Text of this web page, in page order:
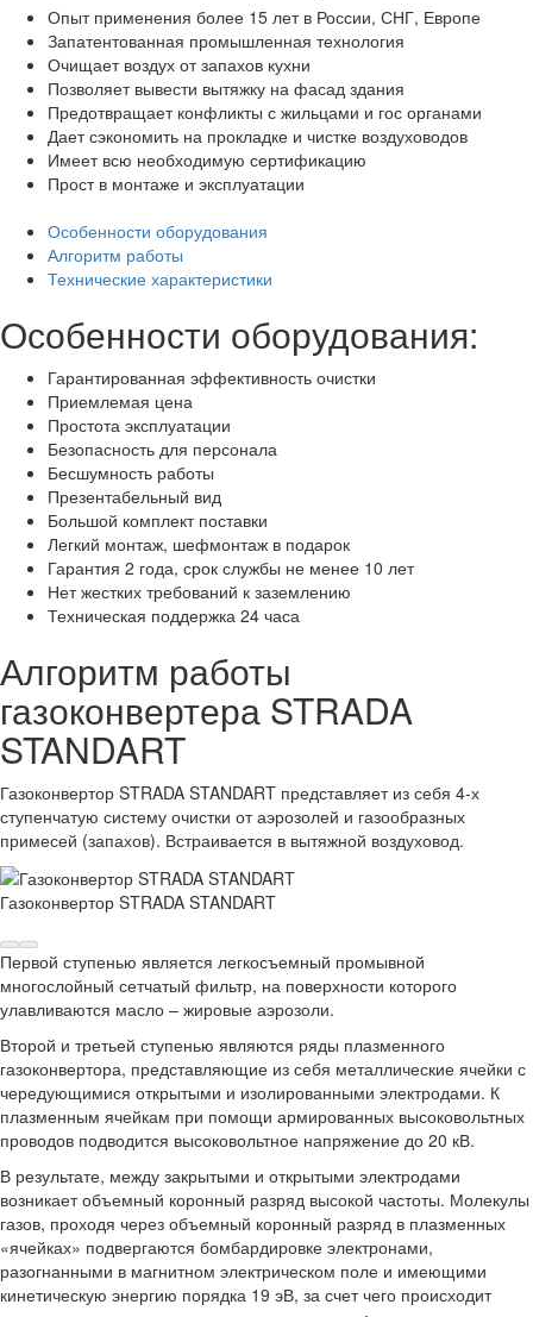
Опыт применения более 15 лет в России, СНГ, Европе
Запатентованная промышленная технология
Очищает воздух от запахов кухни
Позволяет вывести вытяжку на фасад здания
Предотвращает конфликты с жильцами и гос органами
Дает сэкономить на прокладке и чистке воздуховодов
Имеет всю необходимую сертификацию
Прост в монтаже и эксплуатации
Особенности оборудования
Алгоритм работы
Технические характеристики
Особенности оборудования:
Гарантированная эффективность очистки
Приемлемая цена
Простота эксплуатации
Безопасность для персонала
Бесшумность работы
Презентабельный вид
Большой комплект поставки
Легкий монтаж, шефмонтаж в подарок
Гарантия 2 года, срок службы не менее 10 лет
Нет жестких требований к заземлению
Техническая поддержка 24 часа
Алгоритм работы
газоконвертера STRADA
STANDART
Газоконвертор STRADA STANDART представляет из себя 4-х
ступенчатую систему очистки от аэрозолей и газообразных
примесей (запахов). Встраивается в вытяжной воздуховод.
Газоконвертор STRADA STANDART
Первой ступенью является легкосъемный промывной
многослойный сетчатый фильтр, на поверхности которого
улавливаются масло – жировые аэрозоли.
Второй и третьей ступенью являются ряды плазменного
газоконвертора, представляющие из себя металлические ячейки с
чередующимися открытыми и изолированными электродами. К
плазменным ячейкам при помощи армированных высоковольтных
проводов подводится высоковольтное напряжение до 20 кВ.
В результате, между закрытыми и открытыми электродами
возникает объемный коронный разряд высокой частоты. Молекулы
газов, проходя через объемный коронный разряд в плазменных
«ячейках» подвергаются бомбардировке электронами,
разогнанными в магнитном электрическом поле и имеющими
кинетическую энергию порядка 19 эВ, за счет чего происходит